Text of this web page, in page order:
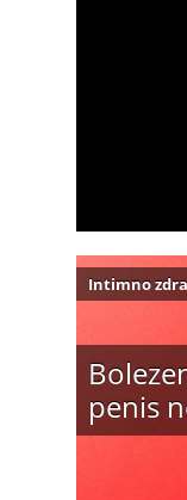
penis
Intimno